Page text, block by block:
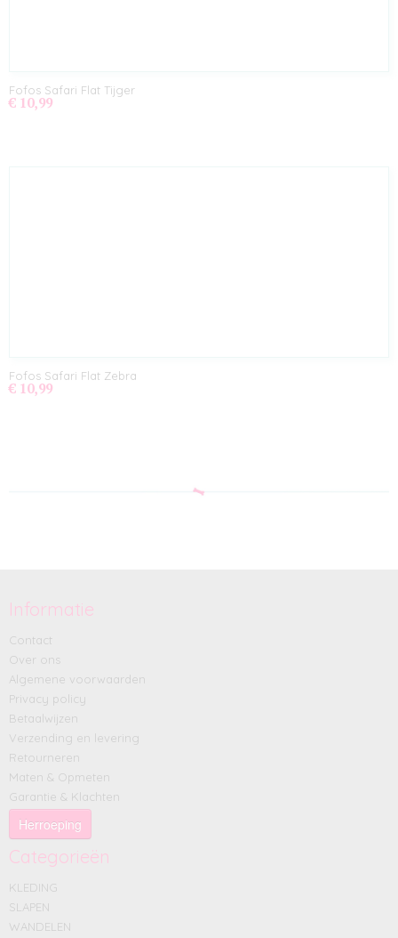
Fofos Safari Flat Tijger
€ 10,99
Fofos Safari Flat Zebra
€ 10,99
Informatie
Contact
Over ons
Algemene voorwaarden
Privacy policy
Betaalwijzen
Verzending en levering
Retourneren
Maten & Opmeten
Garantie & Klachten
Herroeping
Categorieën
KLEDING
SLAPEN
WANDELEN